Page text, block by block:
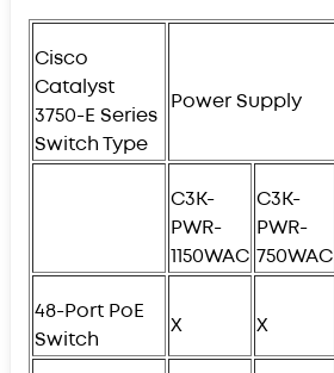
Cisco
Catalyst
3750-E Series
Switch Type
Power Supply
C3K-
PWR-
1150WAC
C3K-
PWR-
750WAC
48-Port PoE
Switch
X X